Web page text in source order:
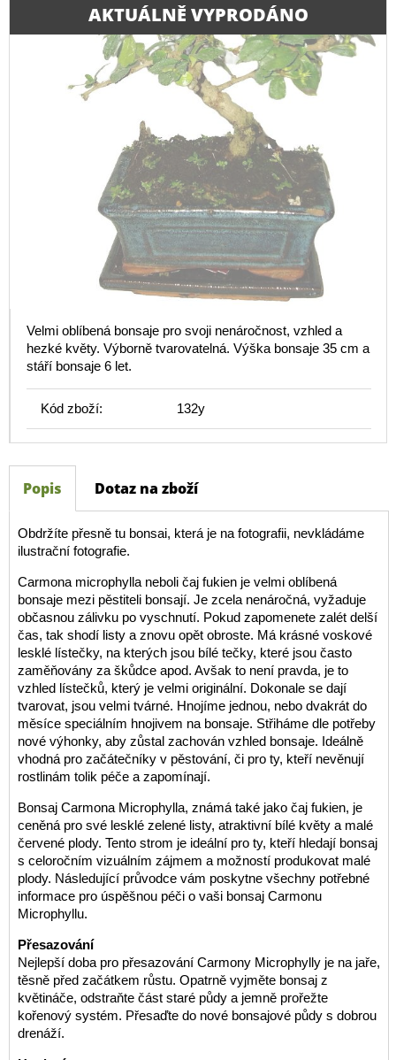
AKTUÁLNĚ VYPRODÁNO
Velmi oblíbená bonsaje pro svoji nenáročnost, vzhled a
hezké květy. Výborně tvarovatelná. Výška bonsaje 35 cm a
stáří bonsaje 6 let.
Kód zboží: 132y
Popis Dotaz na zboží
Obdržíte přesně tu bonsai, která je na fotografii, nevkládáme
ilustrační fotografie.
Carmona microphylla neboli čaj fukien je velmi oblíbená
bonsaje mezi pěstiteli bonsají. Je zcela nenáročná, vyžaduje
občasnou zálivku po vyschnutí. Pokud zapomenete zalét delší
čas, tak shodí listy a znovu opět obroste. Má krásné voskové
lesklé lístečky, na kterých jsou bílé tečky, které jsou často
zaměňovány za škůdce apod. Avšak to není pravda, je to
vzhled lístečků, který je velmi originální. Dokonale se dají
tvarovat, jsou velmi tvárné. Hnojíme jednou, nebo dvakrát do
měsíce speciálním hnojivem na bonsaje. Střiháme dle potřeby
nové výhonky, aby zůstal zachován vzhled bonsaje. Ideálně
vhodná pro začátečníky v pěstování, či pro ty, kteří nevěnují
rostlinám tolik péče a zapomínají.
Bonsaj Carmona Microphylla, známá také jako čaj fukien, je
ceněná pro své lesklé zelené listy, atraktivní bílé květy a malé
červené plody. Tento strom je ideální pro ty, kteří hledají bonsaj
s celoročním vizuálním zájmem a možností produkovat malé
plody. Následující průvodce vám poskytne všechny potřebné
informace pro úspěšnou péči o vaši bonsaj Carmonu
Microphyllu.
Přesazování
Nejlepší doba pro přesazování Carmony Microphylly je na jaře,
těsně před začátkem růstu. Opatrně vyjměte bonsaj z
květináče, odstraňte část staré půdy a jemně prořežte
kořenový systém. Přesaďte do nové bonsajové půdy s dobrou
drenáží.